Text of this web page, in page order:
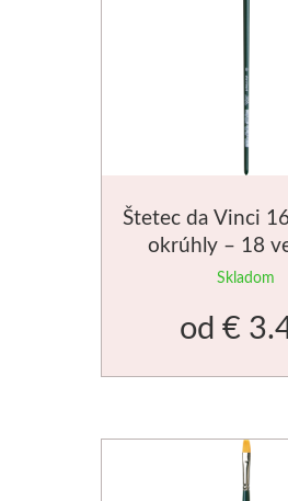
Štetec da Vinci
okrúhly – 18
Skladom
od €